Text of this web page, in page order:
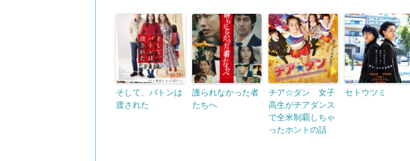
そして、バトンは
渡された
護られなかった者
たちへ
チア☆ダン 女子
高生がチアダンス
で全米制覇しちゃ
ったホントの話
セトウツミ